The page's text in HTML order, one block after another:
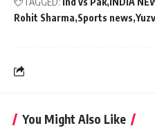
Rohit Sharma Sports news
You Might Also Like